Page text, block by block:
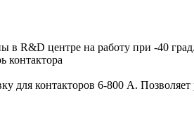
в R&D центре на работу при -40 град.
контактора
для контакторов 6-800 А.